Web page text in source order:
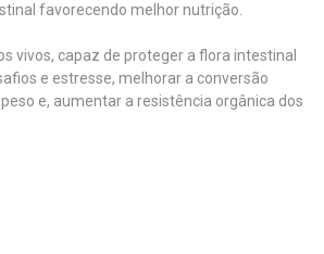
favorecendo melhor nutrição.
vivos, capaz de proteger a flora intestinal
e estresse, melhorar a conversão
e, aumentar a resistência orgânica dos